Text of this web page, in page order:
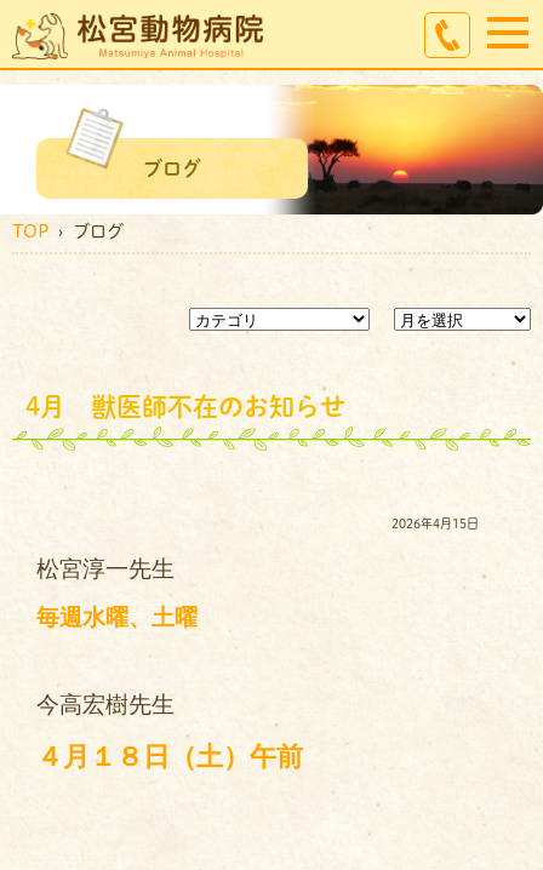
ブログ
TOP › ブログ
4月 獣医師不在のお知らせ
2026年4月15日
松宮淳一先生
毎週水曜、土曜
今高宏樹先生
４月１８日（土）午前